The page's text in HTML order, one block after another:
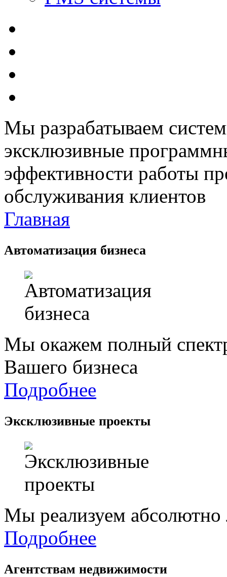
Мы разрабатываем
эксклюзивные
эффективности работы
обслуживания клиентов
Главная
Автоматизация бизнеса
Мы окажем полный
Вашего бизнеса
Подробнее
Эксклюзивные проекты
Мы реализуем
Подробнее
Агентствам недвижимости